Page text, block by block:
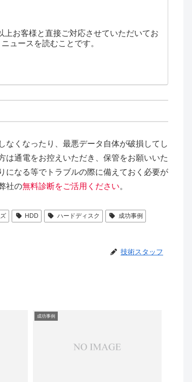
お客様と直接ご対応させていただいてお
ュースを読むことです。
なくなったり、最悪データ自体が破損してし
は通電をお控えいただき、保管をお願いいた
になる等でトラブルの際に備えておく必要が
社の無料診断をご活用ください。
HDD ハードディスク
成功事例
技術スタッフ
成功事例